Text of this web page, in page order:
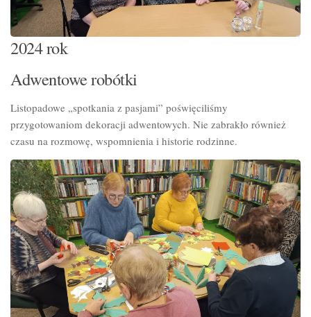
2024 rok
Adwentowe robótki
Listopadowe „spotkania z pasjami” poświęciliśmy
przygotowaniom dekoracji adwentowych. Nie zabrakło również
czasu na rozmowę, wspomnienia i historie rodzinne.